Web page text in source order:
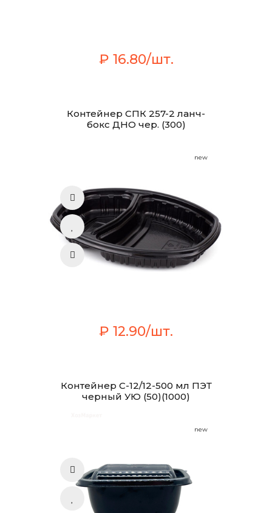
₽ 16.80/шт.
Контейнер СПК 257-2 ланч-
бокс ДНО чер. (300)
new
₽ 12.90/шт.
Контейнер С-12/12-500 мл ПЭТ
черный УЮ (50)(1000)
new